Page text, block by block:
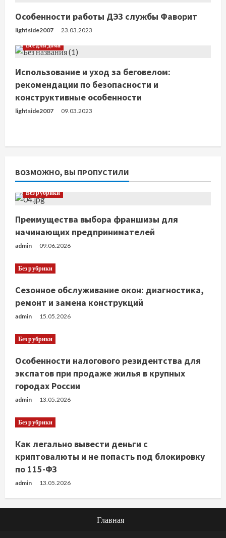
и
е
Особенности работы ДЭЗ службы Фаворит
lightside2007
23.03.2023
Все для дома
Использование и уход за беговелом:
рекомендации по безопасности и
конструктивные особенности
lightside2007 09.03.2023
ВОЗМОЖНО, ВЫ ПРОПУСТИЛИ
Без рубрики
Преимущества выбора франшизы для
начинающих предпринимателей
admin 09.06.2026
Без рубрики
Сезонное обслуживание окон: диагностика,
ремонт и замена конструкций
admin 15.05.2026
Без рубрики
Особенности налогового резидентства для
экспатов при продаже жилья в крупных
городах России
admin 13.05.2026
Без рубрики
Как легально вывести деньги с
криптовалюты и не попасть под блокировку
по 115-ФЗ
admin 13.05.2026
Главная